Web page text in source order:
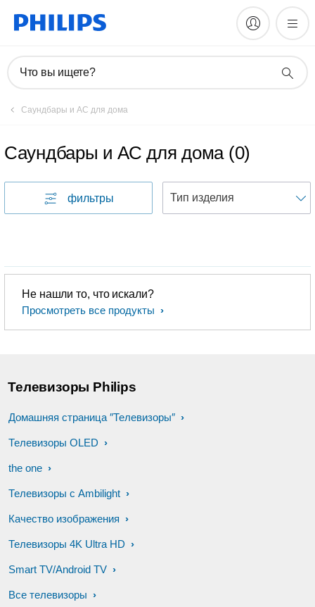
Что вы ищете?
Саундбары и АС для дома
Саундбары и АС для дома (0)
фильтры
Не нашли то, что искали?
Просмотреть все продукты
Телевизоры Philips
Домашняя страница ″Телевизоры″
Телевизоры OLED
the one
Телевизоры с Ambilight
Качество изображения
Телевизоры 4K Ultra HD
Smart TV/Android TV
Все телевизоры